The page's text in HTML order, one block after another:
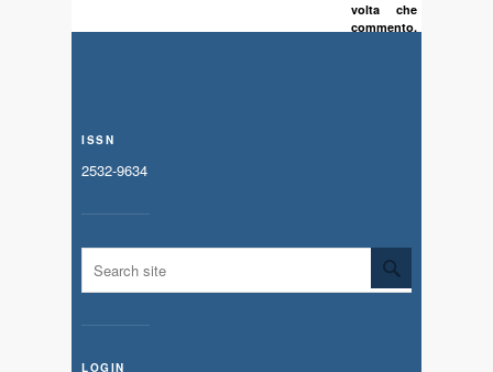
volta che
commento.
ISSN
2532-9634
LOGIN